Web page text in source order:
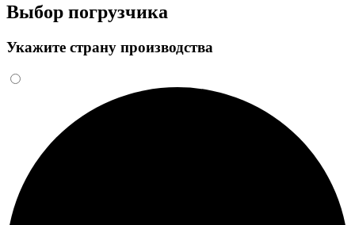
Выбор погрузчика
Укажите страну производства